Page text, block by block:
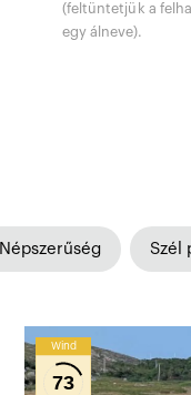
(feltüntetjük a
egy álneve).
Népszerűség Szél
Wind
73